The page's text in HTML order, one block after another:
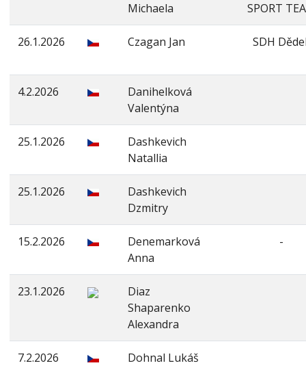
Michaela
SPORT
26.1.2026 Czagan Jan SDH
4.2.2026
Danihelková
Valentýna
25.1.2026
Dashkevich
Natallia
25.1.2026
Dashkevich
Dzmitry
15.2.2026
Denemarková
Anna
-
23.1.2026
Diaz
Shaparenko
Alexandra
7.2.2026 Dohnal Lukáš